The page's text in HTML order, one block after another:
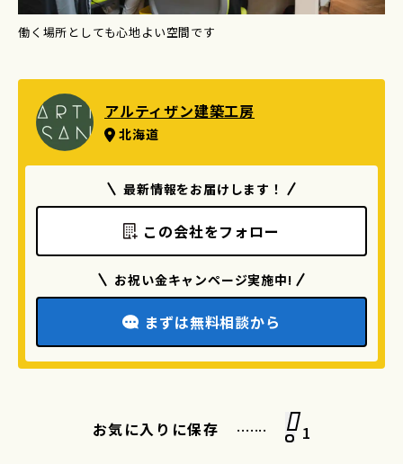
働く場所としても心地よい空間です
アルティザン建築工房
北海道
最新情報をお届けします！
この会社をフォロー
お祝い金キャンページ実施中!
まずは無料相談から
お気に入りに保存 ....... 1